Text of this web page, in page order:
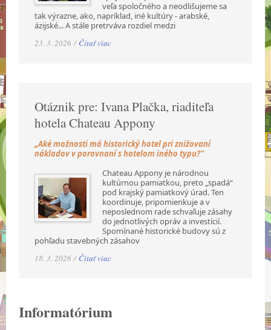
veľa spoločného a neodlišujeme sa
tak výrazne, ako, napríklad, iné kultúry - arabské,
ázijské... A stále pretrváva rozdiel medzi
23. 3. 2026 / Čítať viac
Otáznik pre: Ivana Plačka, riaditeľa
hotela Chateau Appony
„Aké možnosti má historický hotel pri znižovaní
nákladov v porovnaní s hotelom iného typu?“
Chateau Appony je národnou
kultúrnou pamiatkou, preto „spadá“
pod krajský pamiatkový úrad. Ten
koordinuje, pripomienkuje a v
neposlednom rade schvaľuje zásahy
do jednotlivých opráv a investícií.
Spomínané historické budovy sú z
pohľadu stavebných zásahov
18. 3. 2026 / Čítať viac
Informatórium